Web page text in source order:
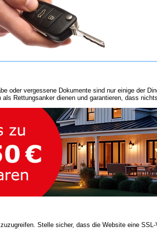
oder vergessene Dokumente sind nur einige der
Rettungsanker dienen und garantieren, dass
Stelle sicher, dass die Website eine